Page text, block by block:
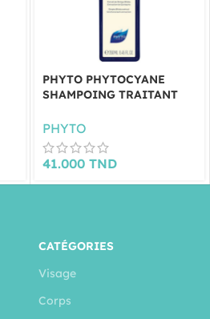
PHYTO PHYTOCYANE
SHAMPOING TRAITANT
PHYTO
41.000 TND
CATÉGORIES
Visage
Corps